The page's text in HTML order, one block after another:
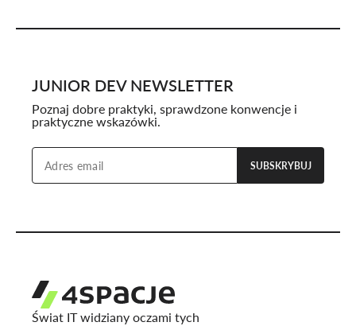
JUNIOR DEV NEWSLETTER
Poznaj dobre praktyki, sprawdzone konwencje i
praktyczne wskazówki.
SUBSKRYBUJ
Świat IT widziany oczami tych